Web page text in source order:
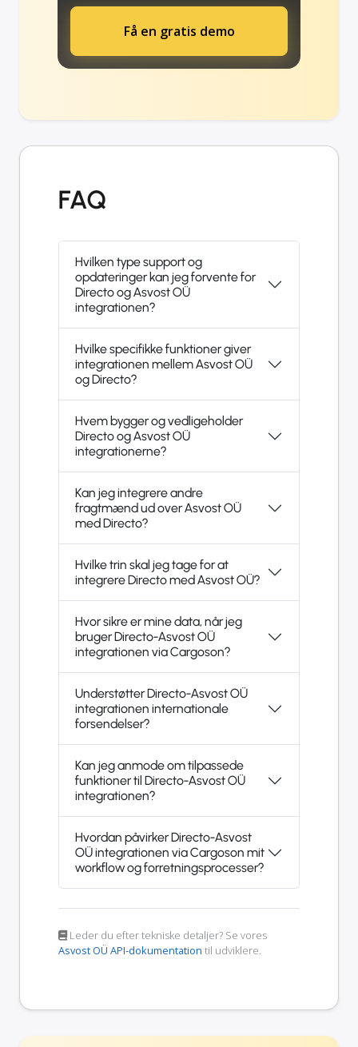
Få en gratis demo
FAQ
Hvilken type support og
opdateringer kan jeg forvente for
Directo og Asvost OÜ
integrationen?
Hvilke specifikke funktioner giver
integrationen mellem Asvost OÜ
og Directo?
Hvem bygger og vedligeholder
Directo og Asvost OÜ
integrationerne?
Kan jeg integrere andre
fragtmænd ud over Asvost OÜ
med Directo?
Hvilke trin skal jeg tage for at
integrere Directo med Asvost OÜ?
Hvor sikre er mine data, når jeg
bruger Directo-Asvost OÜ
integrationen via Cargoson?
Understøtter Directo-Asvost OÜ
integrationen internationale
forsendelser?
Kan jeg anmode om tilpassede
funktioner til Directo-Asvost OÜ
integrationen?
Hvordan påvirker Directo-Asvost
OÜ integrationen via Cargoson mit
workflow og forretningsprocesser?
Leder du efter tekniske detaljer? Se vores
Asvost OÜ API-dokumentation til udviklere.